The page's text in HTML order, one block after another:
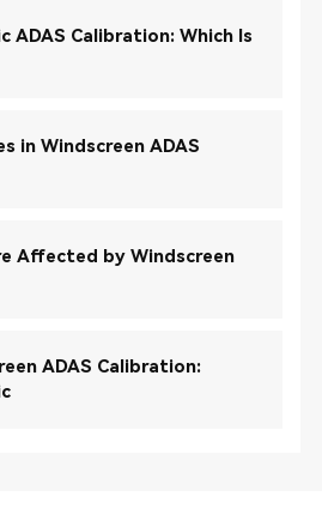
ADAS Calibration: Which Is
in Windscreen ADAS
Affected by Windscreen
ADAS Calibration: